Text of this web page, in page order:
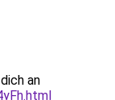
an